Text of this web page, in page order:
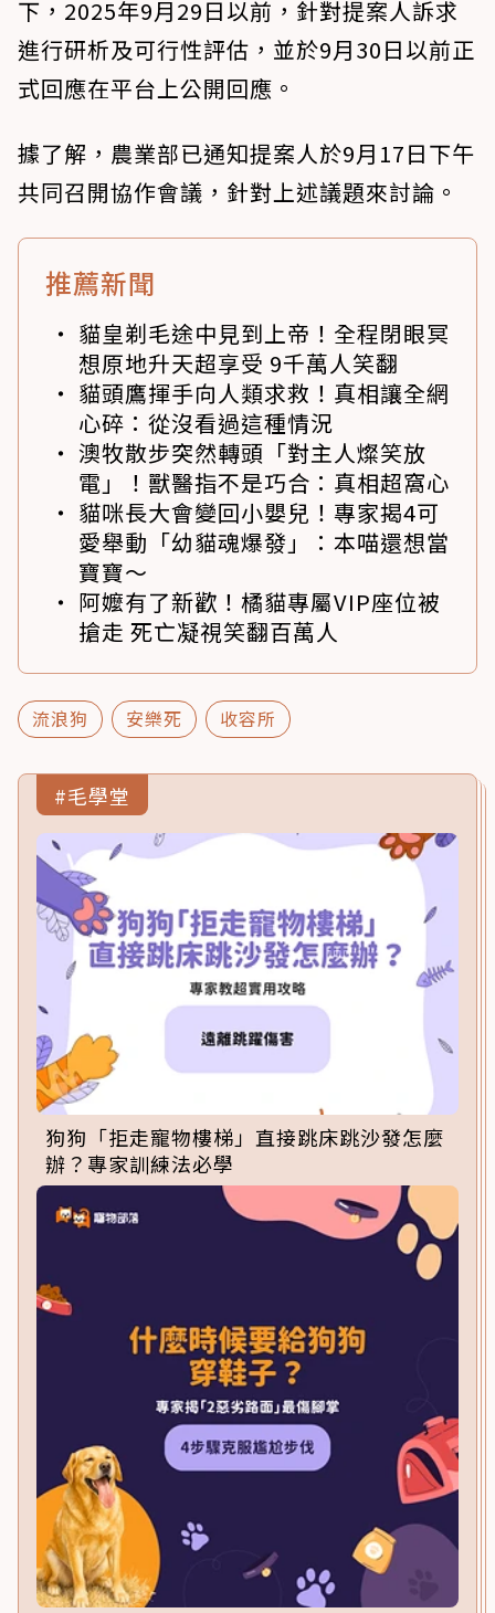
下，2025年9月29日以前，針對提案人訴求
進行研析及可行性評估，並於9月30日以前正
式回應在平台上公開回應。
據了解，農業部已通知提案人於9月17日下午
共同召開協作會議，針對上述議題來討論。
推薦新聞
貓皇剃毛途中見到上帝！全程閉眼冥
想原地升天超享受 9千萬人笑翻
貓頭鷹揮手向人類求救！真相讓全網
心碎：從沒看過這種情況
澳牧散步突然轉頭「對主人燦笑放
電」！獸醫指不是巧合：真相超窩心
貓咪長大會變回小嬰兒！專家揭4可
愛舉動「幼貓魂爆發」：本喵還想當
寶寶～
阿嬤有了新歡！橘貓專屬VIP座位被
搶走 死亡凝視笑翻百萬人
流浪狗 安樂死 收容所
#毛學堂
狗狗「拒走寵物樓梯」直接跳床跳沙發怎麼
辦？專家訓練法必學